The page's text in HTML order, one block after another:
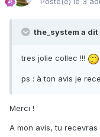
the_system a dit
tres jolie collec !!!
ps : à ton avis je
Merci !
A mon avis, tu